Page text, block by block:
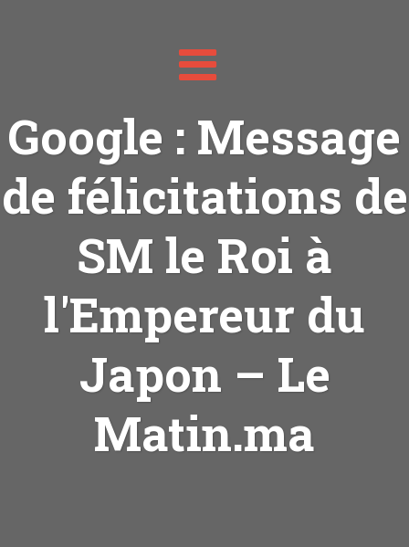
Toggle
navigation
Google : Message
de félicitations de
SM le Roi à
l'Empereur du
Japon – Le
Matin.ma